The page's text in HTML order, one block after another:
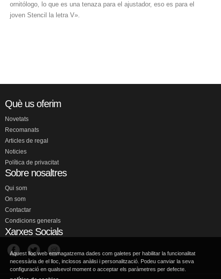
ornitólogo, lo que es una tenaza para el ajustador, eso es para el
joven Stencil la letra V».
Què us oferim
Novetats
Recomanats
Articles de regal
Noticies
Política de privacitat
Sobre nosaltres
Qui som
On som
Contactar
Condicions generals
Xarxes Socials
Aquest lloc web emmagatzema dades com galetes per habilitar la funcionalitat
necessària de el lloc, inclosos anàlisi i personalització. Podeu canviar la seva
configuració en qualsevol moment o acceptar els paràmetres per defecte.